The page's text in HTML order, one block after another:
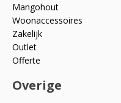
Mangohout
Woonaccessoires
Zakelijk
Outlet
Offerte
Overige